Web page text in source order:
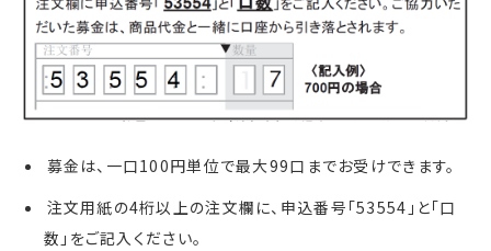
募金は、一口100円単位で最大99口までお受けできます。
注文用紙の4桁以上の注文欄に、申込番号「53554」と「口
数」をご記入ください。